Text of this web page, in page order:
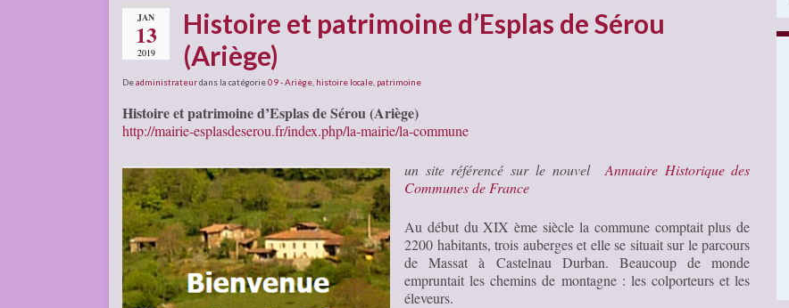
JAN
13
2019
Histoire et patrimoine d’Esplas de Sérou
(Ariège)
Deadministrateurdans la catégorie09 - Ariège histoire locale patrimoine
Histoire et patrimoine d’Esplas de Sérou (Ariège)
http://mairie-esplasdeserou.fr/index.php/la-mairie/la-commune
un site référencé sur le nouvel Annuaire Historique des
Communes de France
Au début du XIX ème siècle la commune comptait plus de
2200 habitants, trois auberges et elle se situait sur le parcours
de Massat à Castelnau Durban. Beaucoup de monde
empruntait les chemins de montagne : les colporteurs et les
éleveurs.